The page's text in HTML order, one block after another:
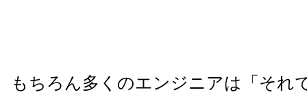
もちろん多くのエンジニアは「それ